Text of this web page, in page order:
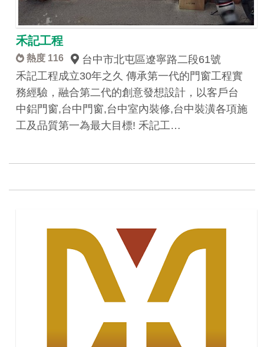
禾記工程
熱度 116
台中市北屯區遼寧路二段61號
禾記工程成立30年之久 傳承第一代的門窗工程實
務經驗，融合第二代的創意發想設計，以客戶台
中鋁門窗,台中門窗,台中室內裝修,台中裝潢各項施
工及品質第一為最大目標! 禾記工…